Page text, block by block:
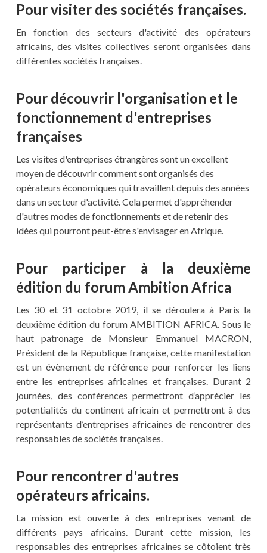
Pour visiter des sociétés françaises.
En fonction des secteurs d'activité des opérateurs
africains, des visites collectives seront organisées dans
différentes sociétés françaises.
Pour découvrir l'organisation et le
fonctionnement d'entreprises
françaises
Les visites d'entreprises étrangères sont un excellent
moyen de découvrir comment sont organisés des
opérateurs économiques qui travaillent depuis des années
dans un secteur d'activité. Cela permet d'appréhender
d'autres modes de fonctionnements et de retenir des
idées qui pourront peut-être s'envisager en Afrique.
Pour participer à la deuxième
édition du forum Ambition Africa
Les 30 et 31 octobre 2019, il se déroulera à Paris la
deuxième édition du forum AMBITION AFRICA. Sous le
haut patronage de Monsieur Emmanuel MACRON,
Président de la République française, cette manifestation
est un évènement de référence pour renforcer les liens
entre les entreprises africaines et françaises. Durant 2
journées, des conférences permettront d’apprécier les
potentialités du continent africain et permettront à des
représentants d’entreprises africaines de rencontrer des
responsables de sociétés françaises.
Pour rencontrer d'autres
opérateurs africains.
La mission est ouverte à des entreprises venant de
différents pays africains. Durant cette mission, les
responsables des entreprises africaines se côtoient très